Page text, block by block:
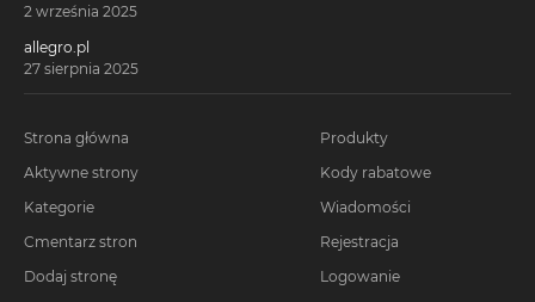
2 września 2025
allegro.pl
27 sierpnia 2025
Strona główna
Aktywne strony
Kategorie
Cmentarz stron
Dodaj stronę
Produkty
Kody rabatowe
Wiadomości
Rejestracja
Logowanie